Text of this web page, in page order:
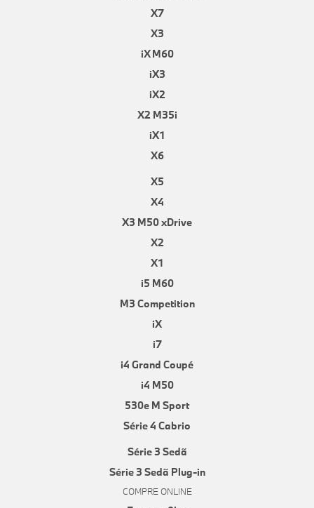
X7
X3
iX M60
iX3
iX2
X2 M35i
iX1
X6
X5
X4
X3 M50 xDrive
X2
X1
i5 M60
M3 Competition
iX
i7
i4 Grand Coupé
i4 M50
530e M Sport
Série 4 Cabrio
Série 3 Sedã
Série 3 Sedã Plug-in
COMPRE ONLINE